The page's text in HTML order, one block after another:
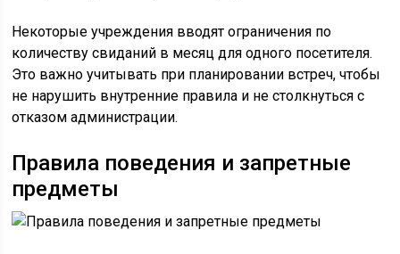
Некоторые учреждения вводят ограничения по
количеству свиданий в месяц для одного посетителя.
Это важно учитывать при планировании встреч, чтобы
не нарушить внутренние правила и не столкнуться с
отказом администрации.
Правила поведения и запретные
предметы